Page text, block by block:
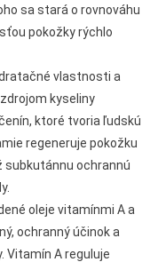
sa stará o rovnováhu
pokožky rýchlo
vlastnosti a
kyseliny
ktoré tvoria ľudskú
regeneruje pokožku
subkutánnu ochrannú
oleje vitamínmi A a
ochranný účinok a
Vitamín A reguluje